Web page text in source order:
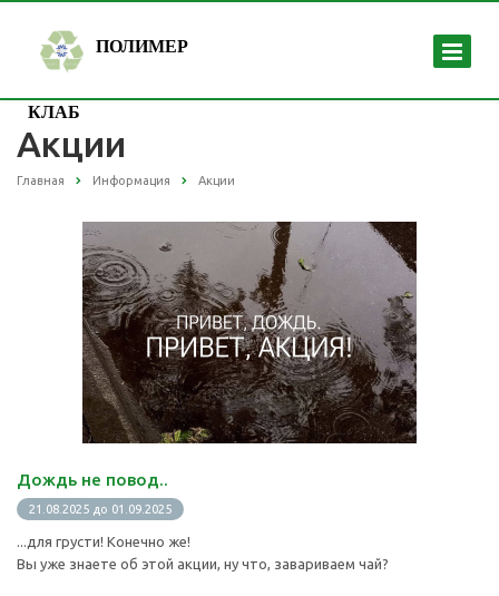
ПОЛИМЕР
КЛАБ
Акции
Главная Информация Акции
Дождь не повод..
21.08.2025 до 01.09.2025
...для грусти! Конечно же!
Вы уже знаете об этой акции, ну что, завариваем чай?